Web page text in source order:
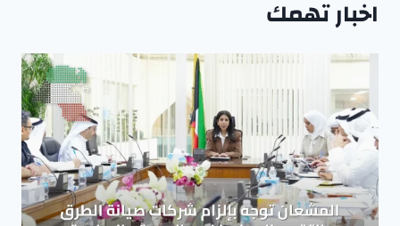
اخبار تهمك